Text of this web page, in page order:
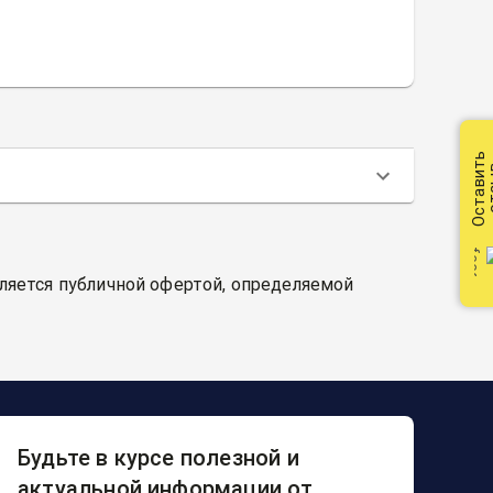
публичной офертой, определяемой
Будьте в курсе полезной и
Оставить